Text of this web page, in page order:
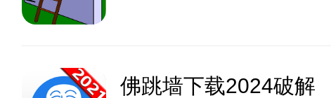
佛跳墙下载2024破解